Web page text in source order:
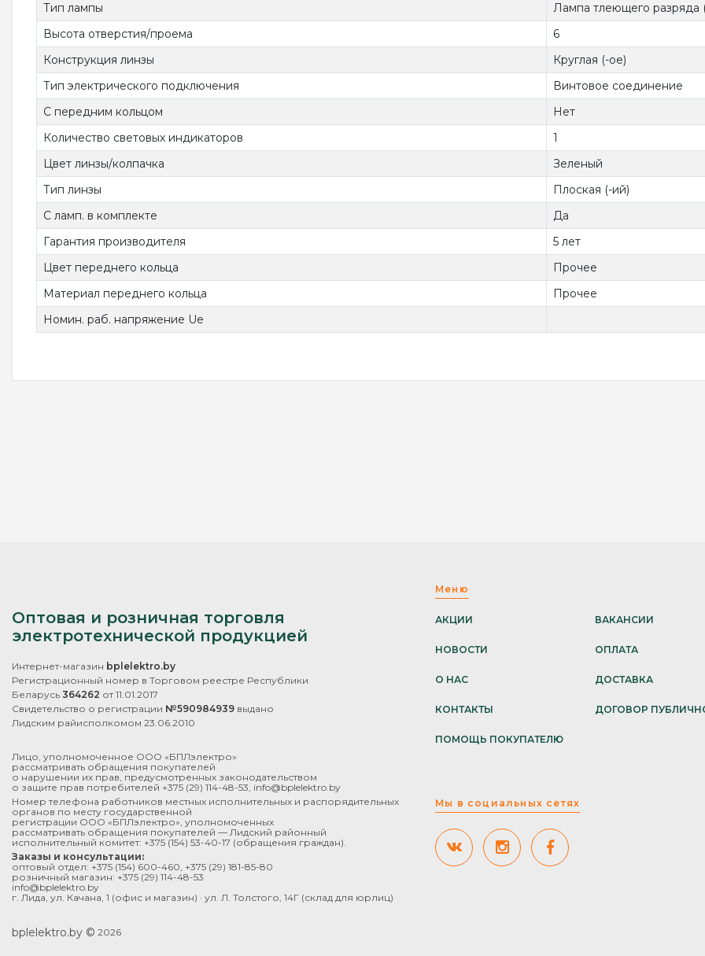
Тип лампы
Лампа тлеющего разряда
Высота отверстия/проема
6
Конструкция линзы
Круглая (-ое)
Тип электрического подключения
Винтовое соединение
С передним кольцом
Нет
Количество световых индикаторов
1
Цвет линзы/колпачка
Зеленый
Тип линзы
Плоская (-ий)
С ламп. в комплекте
Да
Гарантия производителя
5 лет
Цвет переднего кольца
Прочее
Материал переднего кольца
Прочее
Номин. раб. напряжение Ue
Оптовая и розничная торговля
электротехнической продукцией
Интернет-магазин bplelektro.by
Регистрационный номер в Торговом реестре Республики
Беларусь 364262 от 11.01.2017
Свидетельство о регистрации №590984939 выдано
Лидским райисполкомом 23.06.2010
Лицо, уполномоченное ООО «БПЛэлектро»
рассматривать обращения покупателей
о нарушении их прав, предусмотренных законодательством
о защите прав потребителей +375 (29) 114-48-53 info@bplelektro.by
Номер телефона работников местных исполнительных и распорядительных
органов по месту государственной
регистрации ООО «БПЛэлектро», уполномоченных
рассматривать обращения покупателей — Лидский районный
исполнительный комитет: +375 (154) 53-40-17 (обращения граждан).
Заказы и консультации:
оптовый отдел: +375 (154) 600-460 +375 (29) 181-85-80
розничный магазин: +375 (29) 114-48-53
info@bplelektro.by
г. Лида, ул. Качана, 1 (офис и магазин) · ул. Л. Толстого, 14Г (склад для юрлиц)
bplelektro.by © 2026
Меню
АКЦИИ
НОВОСТИ
О НАС
КОНТАКТЫ
ПОМОЩЬ ПОКУПАТЕЛЮ
ВАКАНСИИ
ОПЛАТА
ДОСТАВКА
ДОГОВОР
Мы в социальных сетях